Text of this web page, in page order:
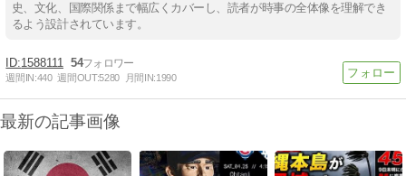
史、文化、国際関係まで幅広くカバーし、読者が時事の全体像を理解でき
るよう設計されています。
1588111 54
週間IN:440 週間OUT:5280 月間IN:1990
最新の記事画像